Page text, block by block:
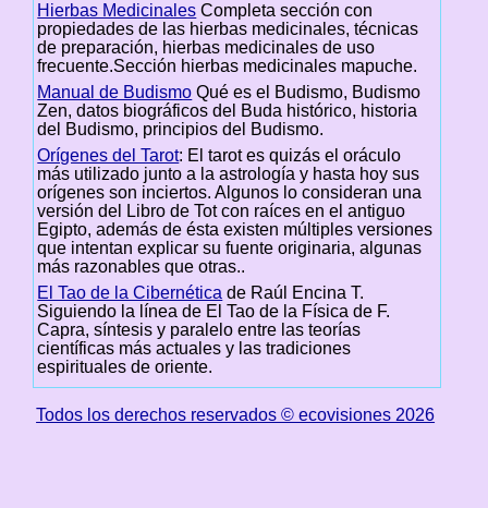
Hierbas Medicinales Completa sección con
propiedades de las hierbas medicinales, técnicas
de preparación, hierbas medicinales de uso
frecuente.Sección hierbas medicinales mapuche.
Manual de Budismo Qué es el Budismo, Budismo
Zen, datos biográficos del Buda histórico, historia
del Budismo, principios del Budismo.
Orígenes del Tarot: El tarot es quizás el oráculo
más utilizado junto a la astrología y hasta hoy sus
orígenes son inciertos. Algunos lo consideran una
versión del Libro de Tot con raíces en el antiguo
Egipto, además de ésta existen múltiples versiones
que intentan explicar su fuente originaria, algunas
más razonables que otras..
El Tao de la Cibernética de Raúl Encina T.
Siguiendo la línea de El Tao de la Física de F.
Capra, síntesis y paralelo entre las teorías
científicas más actuales y las tradiciones
espirituales de oriente.
Todos los derechos reservados © ecovisiones 2026